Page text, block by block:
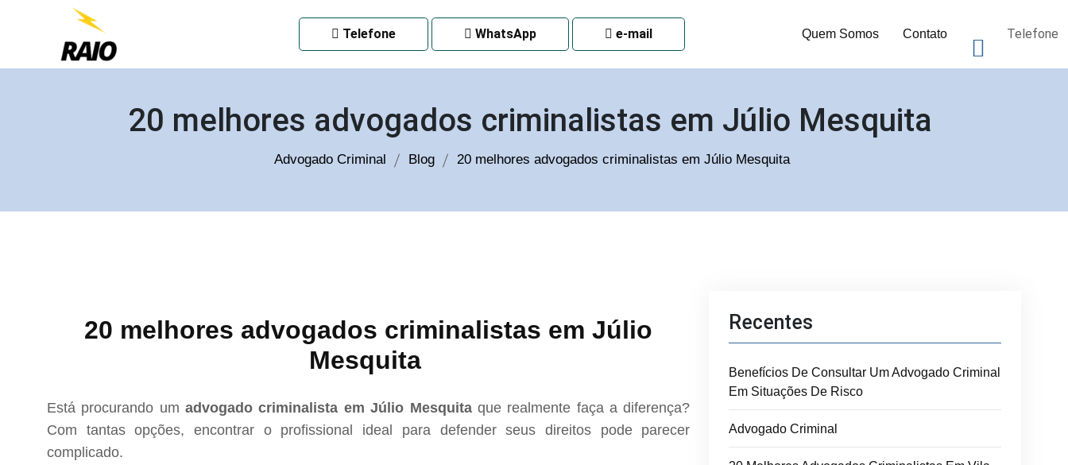
Telefone WhatsApp e-mail Quem Somos Contato Telefone
20 melhores advogados criminalistas em Júlio Mesquita
Advogado Criminal Blog 20 melhores advogados criminalistas em Júlio Mesquita
20 melhores advogados criminalistas em Júlio
Mesquita
Está procurando umadvogado criminalista em Júlio Mesquitaque realmente faça a diferença?
Com tantas opções, encontrar o profissional ideal para defender seus direitos pode parecer
complicado.
Recentes
Benefícios De Consultar Um Advogado Criminal
Em Situações De Risco
Advogado Criminal